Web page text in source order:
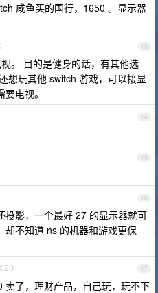
咸鱼买的国行，1650 。显示器
13
。 目的是健身的话，有其他选
想玩其他 switch 游戏，可以接显
电视。
14
15
16
投影，一个最好 27 的显示器就可
却不知道 ns 的机器和游戏更保
17
了，理财产品，自己玩，玩不下